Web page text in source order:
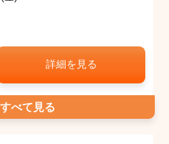
詳細を見る
べて見る